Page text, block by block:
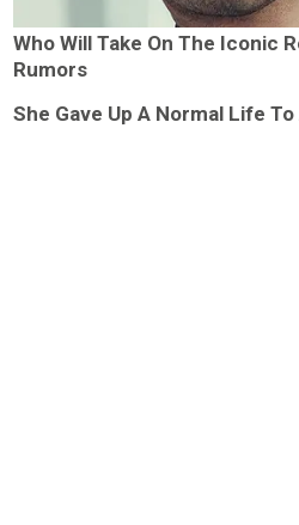
Who Will Take On The Iconic
Rumors
She Gave Up A Normal Life